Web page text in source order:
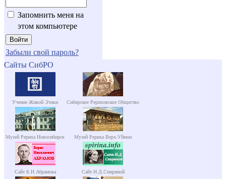
Запомнить меня на
этом компьютере
Забыли свой пароль?
Сайты СибРО
Учение Живой Этики Сибирское Рериховское Общество
Музей Рериха Новосибирск Музей Рериха Верх-Уймон
Сайт Б.Н.Абрамова Сайт Н.Д.Спириной